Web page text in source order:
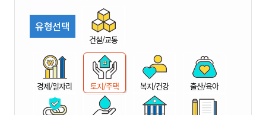
시
산
유형선택
건설/교통
경제/일자리 토지/주택 복지/건강 출산/육아